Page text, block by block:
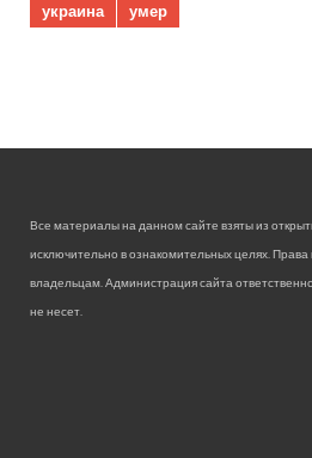
украина
умер
Все материалы на данном сайте взяты из
исключительно в ознакомительных целях.
владельцам. Администрация сайта
не несет.